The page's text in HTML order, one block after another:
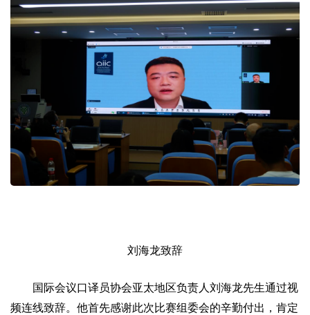
刘海龙致辞
国际会议口译员协会亚太地区负责人刘海龙先生通过视
频连线致辞。他首先感谢此次比赛组委会的辛勤付出，肯定